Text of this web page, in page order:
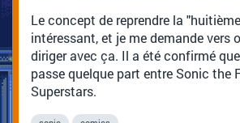
Le concept de reprendre la
intéressant, et je me demande vers
diriger avec ça. Il a été confirmé
passe quelque part entre Sonic the
Superstars.